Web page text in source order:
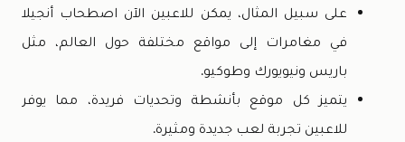
على سبيل المثال، يمكن للاعبين الآن اصطحاب أنجيلا
في مغامرات إلى مواقع مختلفة حول العالم، مثل
باريس ونيويورك وطوكيو.
يتميز كل موقع بأنشطة وتحديات فريدة، مما يوفر
للاعبين تجربة لعب جديدة ومثيرة.